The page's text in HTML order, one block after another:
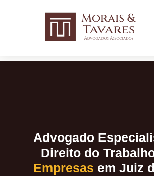
Advogado
Direito do
Empresas em Juiz